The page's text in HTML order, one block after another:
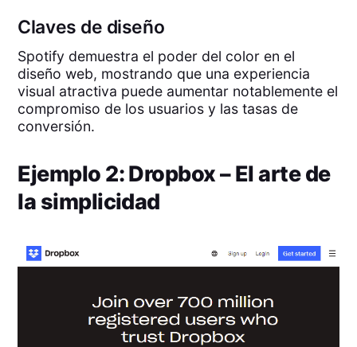
Claves de diseño
Spotify demuestra el poder del color en el
diseño web, mostrando que una experiencia
visual atractiva puede aumentar notablemente el
compromiso de los usuarios y las tasas de
conversión.
Ejemplo 2: Dropbox – El arte de
la simplicidad